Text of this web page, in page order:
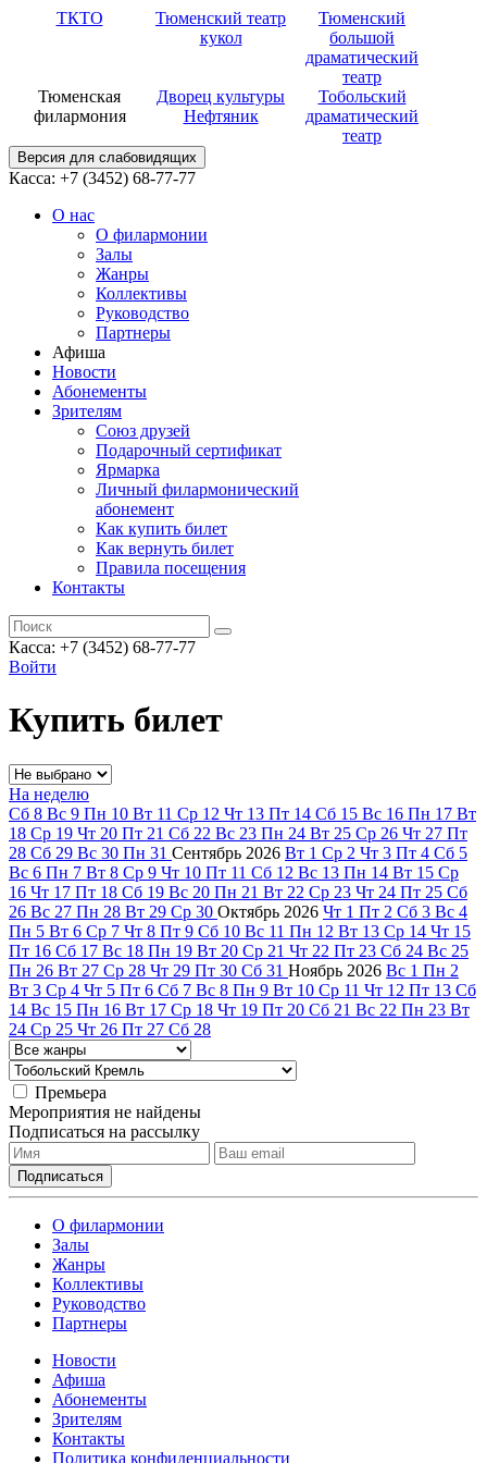
ТКТО
Тюменский театр
кукол
Тюменский
большой
драматический
театр
Тюменская
филармония
Дворец культуры
Нефтяник
Тобольский
драматический
театр
Версия для слабовидящих
Касса: +7 (3452) 68-77-77
О нас
О филармонии
Залы
Жанры
Коллективы
Руководство
Партнеры
Афиша
Новости
Абонементы
Зрителям
Союз друзей
Подарочный сертификат
Ярмарка
Личный филармонический
абонемент
Как купить билет
Как вернуть билет
Правила посещения
Контакты
Касса: +7 (3452) 68-77-77
Войти
Купить билет
На неделю
Сб 8 Вс 9 Пн 10 Вт 11 Ср 12 Чт 13 Пт 14 Сб 15 Вс 16 Пн 17 Вт
18 Ср 19 Чт 20 Пт 21 Сб 22 Вс 23 Пн 24 Вт 25 Ср 26 Чт 27 Пт
28 Сб 29 Вс 30 Пн 31 Сентябрь 2026 Вт 1 Ср 2 Чт 3 Пт 4 Сб 5
Вс 6 Пн 7 Вт 8 Ср 9 Чт 10 Пт 11 Сб 12 Вс 13 Пн 14 Вт 15 Ср
16 Чт 17 Пт 18 Сб 19 Вс 20 Пн 21 Вт 22 Ср 23 Чт 24 Пт 25 Сб
26 Вс 27 Пн 28 Вт 29 Ср 30 Октябрь 2026 Чт 1 Пт 2 Сб 3 Вс 4
Пн 5 Вт 6 Ср 7 Чт 8 Пт 9 Сб 10 Вс 11 Пн 12 Вт 13 Ср 14 Чт 15
Пт 16 Сб 17 Вс 18 Пн 19 Вт 20 Ср 21 Чт 22 Пт 23 Сб 24 Вс 25
Пн 26 Вт 27 Ср 28 Чт 29 Пт 30 Сб 31 Ноябрь 2026 Вс 1 Пн 2
Вт 3 Ср 4 Чт 5 Пт 6 Сб 7 Вс 8 Пн 9 Вт 10 Ср 11 Чт 12 Пт 13 Сб
14 Вс 15 Пн 16 Вт 17 Ср 18 Чт 19 Пт 20 Сб 21 Вс 22 Пн 23 Вт
24 Ср 25 Чт 26 Пт 27 Сб 28
Премьера
Мероприятия не найдены
Подписаться на рассылку
О филармонии
Залы
Жанры
Коллективы
Руководство
Партнеры
Новости
Афиша
Абонементы
Зрителям
Контакты
Политика конфиденциальности